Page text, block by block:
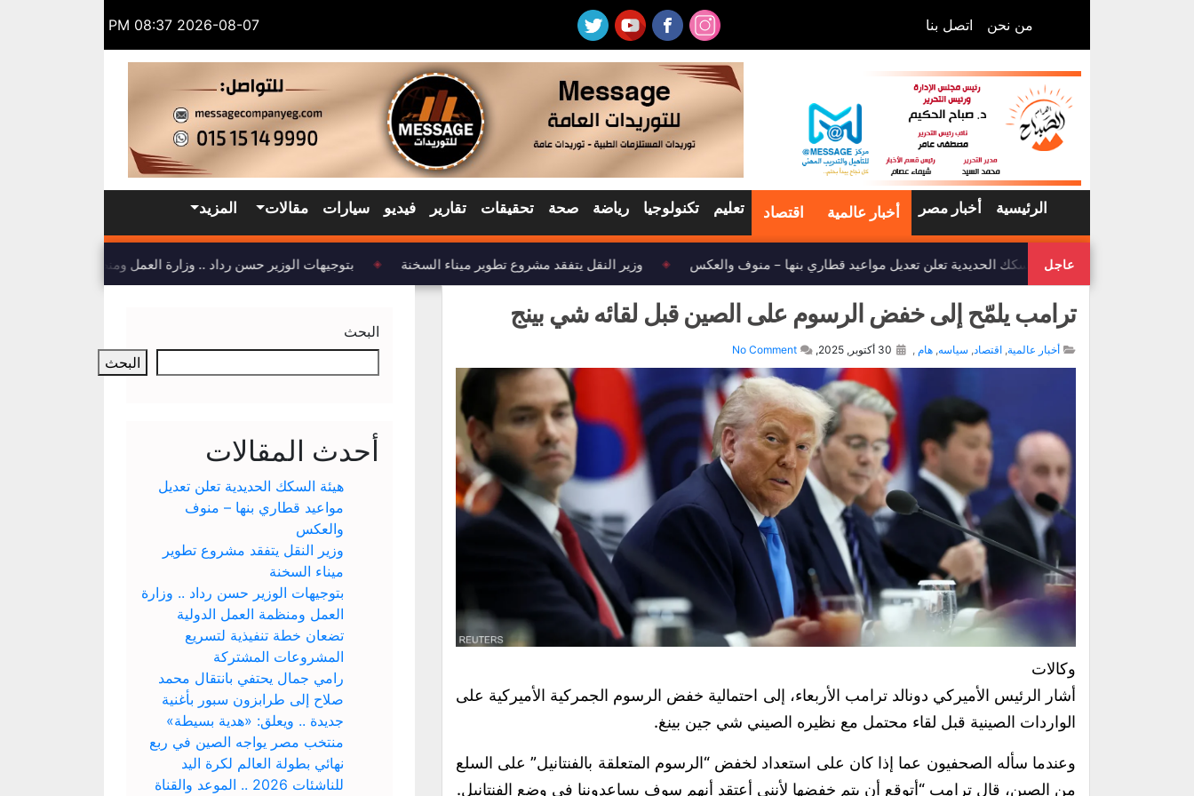
من نحن اتصل بنا 2026-08-07 08:37 PM
الرئيسية أخبار مصر أخبار عالمية اقتصاد تعليم تكنولوجيا رياضة صحة تحقيقات تقارير فيديو سيارات مقالات المزيد
عاجل
هيئة السكك الحديدية تعلن تعديل مواعيد قطاري بنها – منوف والعكس ◈ وزير النقل يتفقد مشروع تطوير ميناء السخنة ◈ بتوجيهات الوزير حسن رداد .. وزارة العمل ومنظمة العمل
ترامب يلمّح إلى خفض الرسوم على الصين قبل لقائه شي بينج
أخبار عالمية, اقتصاد, سياسه, هام ,
No Comment
وكالات
أشار الرئيس الأميركي دونالد ترامب الأربعاء، إلى احتمالية خفض الرسوم الجمركية الأميركية على
الواردات الصينية قبل لقاء محتمل مع نظيره الصيني شي جين بينغ.
وعندما سأله الصحفيون عما إذا كان على استعداد لخفض “الرسوم المتعلقة بالفنتانيل” على السلع
من الصين، قال ترامب “أتوقع أن يتم خفضها لأنني أعتقد أنهم سوف يساعدوننا في وضع الفنتانيل.
البحث
البحث
أحدث المقالات
هيئة السكك الحديدية تعلن تعديل
مواعيد قطاري بنها – منوف
والعكس
وزير النقل يتفقد مشروع تطوير
ميناء السخنة
بتوجيهات الوزير حسن رداد .. وزارة
العمل ومنظمة العمل الدولية
تضعان خطة تنفيذية لتسريع
المشروعات المشتركة
رامي جمال يحتفي بانتقال محمد
صلاح إلى طرابزون سبور بأغنية
جديدة .. ويعلق: «هدية بسيطة»
منتخب مصر يواجه الصين في ربع
نهائي بطولة العالم لكرة اليد
للناشئات 2026 .. الموعد والقناة